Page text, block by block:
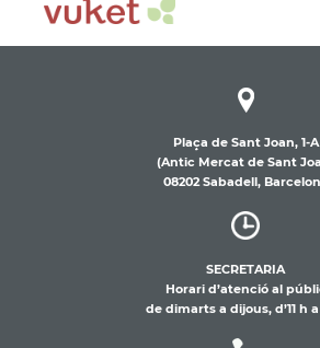
Plaça de Sant Joan, 1-A
(Antic Mercat de Sant
08202 Sabadell,
SECRETARIA
Horari d’atenció al
de dimarts a dijous, d’11 h a